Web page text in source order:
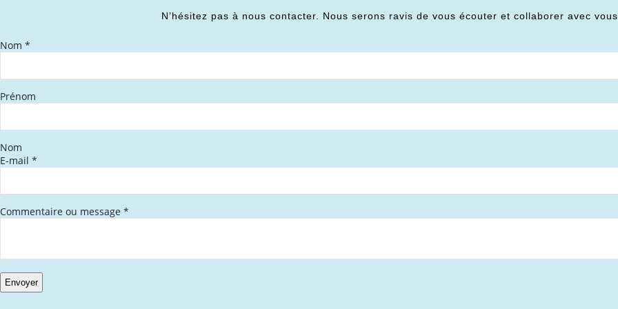
N’hésitez pas à nous contacter. Nous serons ravis de vous écouter et collaborer avec
Nom *
Prénom
Nom
E-mail *
Commentaire ou message *
Envoyer